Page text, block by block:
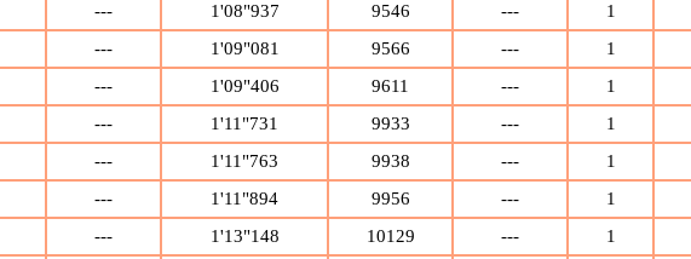
--- 1'08"937 9546 --- 1
--- 1'09"081 9566 --- 1
--- 1'09"406 9611 --- 1
--- 1'11"731 9933 --- 1
--- 1'11"763 9938 --- 1
--- 1'11"894 9956 --- 1
--- 1'13"148 10129 --- 1